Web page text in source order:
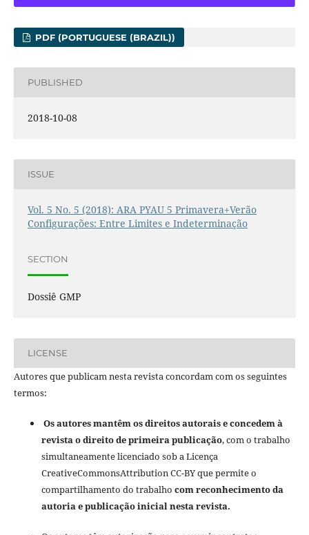
PDF (PORTUGUESE (BRAZIL))
PUBLISHED
2018-10-08
ISSUE
Vol. 5 No. 5 (2018): ARA PYAU 5 Primavera+Verão
Configurações: Entre Limites e Indeterminação
SECTION
Dossiê GMP
LICENSE
Autores que publicam nesta revista concordam com os seguintes
termos:
Os autores mantêm os direitos autorais e concedem à
revista o direito de primeira publicação, com o trabalho
simultaneamente licenciado sob a Licença
CreativeCommonsAttribution CC-BY que permite o
compartilhamento do trabalho com reconhecimento da
autoria e publicação inicial nesta revista.